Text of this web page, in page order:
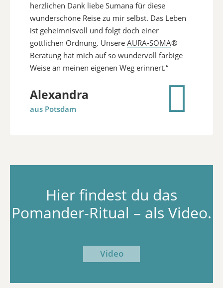
herzlichen Dank liebe Sumana für diese
wunderschöne Reise zu mir selbst. Das Leben
ist geheimnisvoll und folgt doch einer
göttlichen Ordnung. Unsere AURA-SOMA®
Beratung hat mich auf so wundervoll farbige
Weise an meinen eigenen Weg erinnert.“
Alexandra
aus Potsdam
Hier findest du das
Pomander-Ritual – als Video.
Video